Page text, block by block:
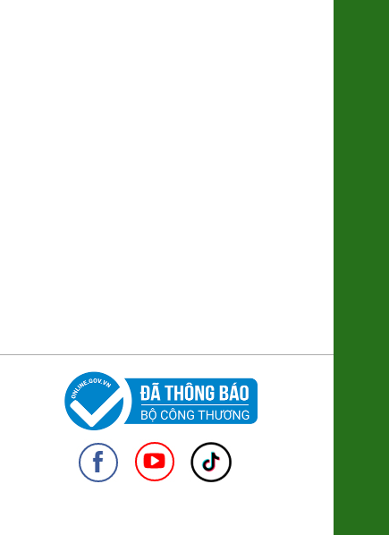
178.000đ/Lọ